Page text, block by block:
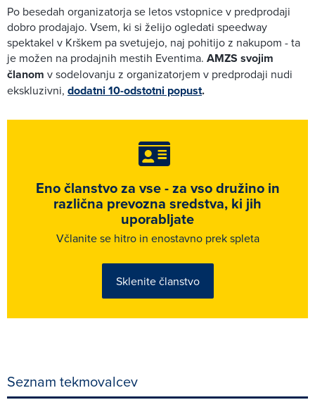
Po besedah organizatorja se letos vstopnice v predprodaji
dobro prodajajo. Vsem, ki si želijo ogledati speedway
spektakel v Krškem pa svetujejo, naj pohitijo z nakupom - ta
je možen na prodajnih mestih Eventima. AMZS svojim
članom v sodelovanju z organizatorjem v predprodaji nudi
ekskluzivni, dodatni 10-odstotni popust.
Eno članstvo za vse - za vso družino in
različna prevozna sredstva, ki jih
uporabljate
Včlanite se hitro in enostavno prek spleta
Sklenite članstvo
Seznam tekmovalcev